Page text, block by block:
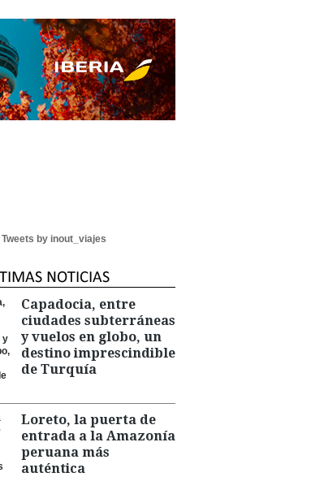
Tweets by inout_viajes
Capadocia, entre
ciudades subterráneas
y vuelos en globo, un
destino imprescindible
de Turquía
Loreto, la puerta de
entrada a la Amazonía
peruana más
auténtica